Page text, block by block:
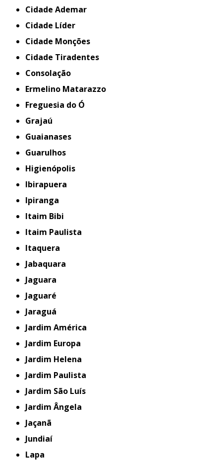
Cidade Ademar
Cidade Líder
Cidade Monções
Cidade Tiradentes
Consolação
Ermelino Matarazzo
Freguesia do Ó
Grajaú
Guaianases
Guarulhos
Higienópolis
Ibirapuera
Ipiranga
Itaim Bibi
Itaim Paulista
Itaquera
Jabaquara
Jaguara
Jaguaré
Jaraguá
Jardim América
Jardim Europa
Jardim Helena
Jardim Paulista
Jardim São Luís
Jardim Ângela
Jaçanã
Jundiaí
Lapa